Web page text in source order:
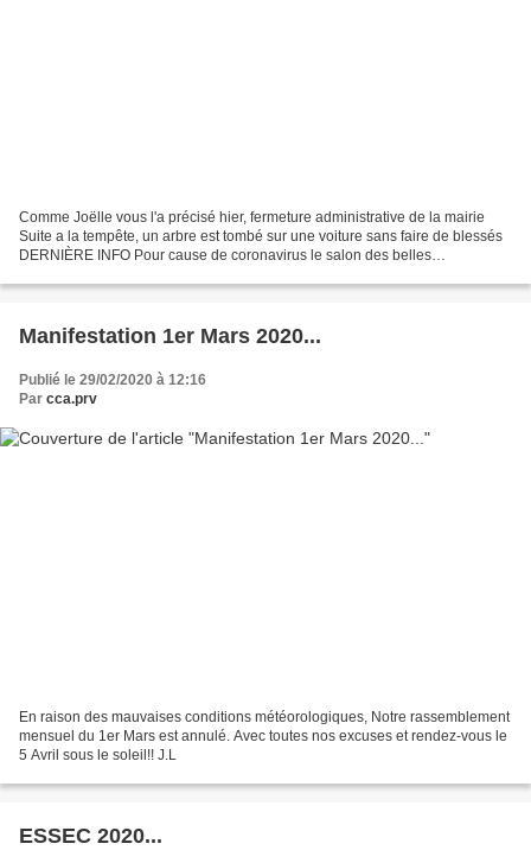
Comme Joëlle vous l'a précisé hier, fermeture administrative de la mairie
Suite a la tempête, un arbre est tombé sur une voiture sans faire de blessés
DERNIÈRE INFO Pour cause de coronavirus le salon des belles
Manifestation 1er Mars 2020...
Publié le 29/02/2020 à 12:16
Par cca.prv
En raison des mauvaises conditions météorologiques, Notre rassemblement
mensuel du 1er Mars est annulé. Avec toutes nos excuses et rendez-vous le
5 Avril sous le soleil!! J.L
ESSEC 2020...